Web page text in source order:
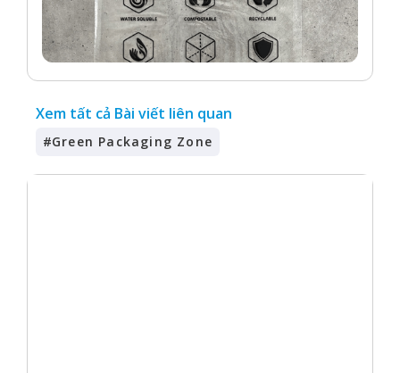
Xem tất cả Bài viết liên quan
#Green Packaging Zone